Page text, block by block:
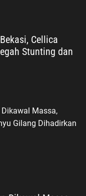
Cellica
Stunting dan